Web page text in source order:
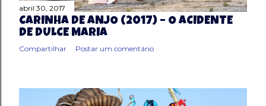
abril 30, 2017
CARINHA DE ANJO (2017) – O ACIDENTE
DE DULCE MARIA
Compartilhar Postar um comentário